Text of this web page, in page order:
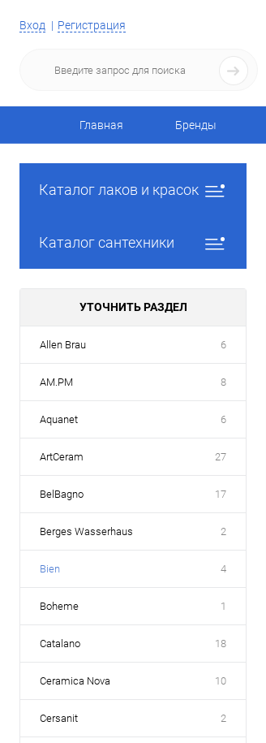
Вход Регистрация
Главная Бренды
Каталог лаков и красок
Каталог сантехники
УТОЧНИТЬ РАЗДЕЛ
Allen Brau 6
AM.PM 8
Aquanet 6
ArtCeram 27
BelBagno 17
Berges Wasserhaus 2
Bien 4
Boheme 1
Catalano 18
Ceramica Nova 10
Cersanit 2